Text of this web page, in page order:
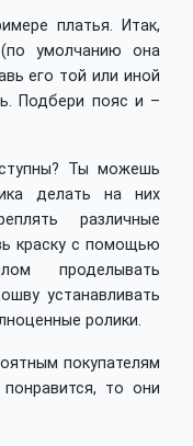
платья. Итак,
умолчанию она
его той или иной
Подбери пояс и –
Ты можешь
делать на них
различные
краску с помощью
проделывать
устанавливать
ролики.
покупателям
то они